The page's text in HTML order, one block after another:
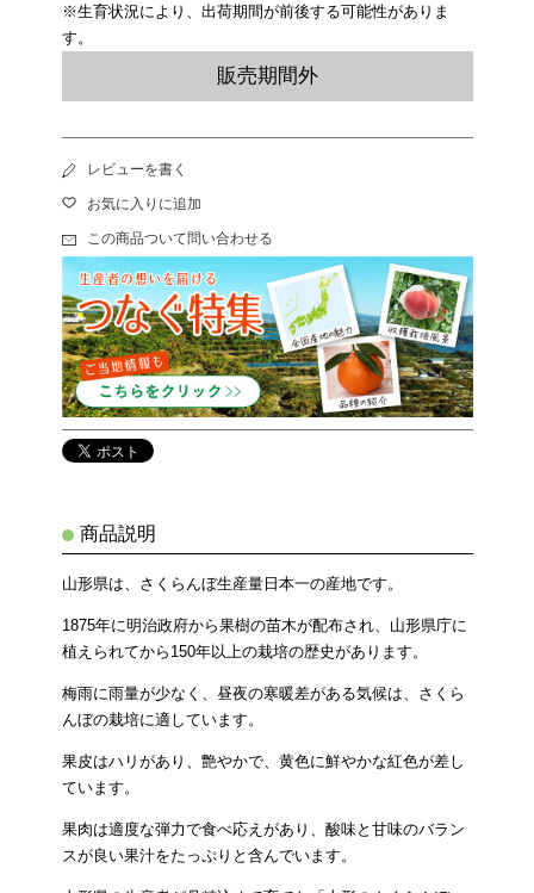
※生育状況により、出荷期間が前後する可能性がありま
す。
販売期間外
レビューを書く
お気に入りに追加
この商品ついて問い合わせる
商品説明
山形県は、さくらんぼ生産量日本一の産地です。
1875年に明治政府から果樹の苗木が配布され、山形県庁に
植えられてから150年以上の栽培の歴史があります。
梅雨に雨量が少なく、昼夜の寒暖差がある気候は、さくら
んぼの栽培に適しています。
果皮はハリがあり、艶やかで、黄色に鮮やかな紅色が差し
ています。
果肉は適度な弾力で食べ応えがあり、酸味と甘味のバラン
スが良い果汁をたっぷりと含んでいます。